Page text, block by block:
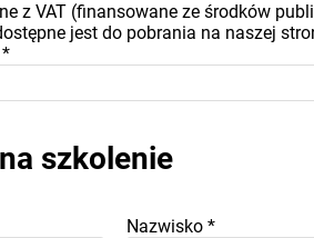
z VAT (finansowane ze środków
jest do pobrania na naszej
*
szkolenie
Nazwisko *